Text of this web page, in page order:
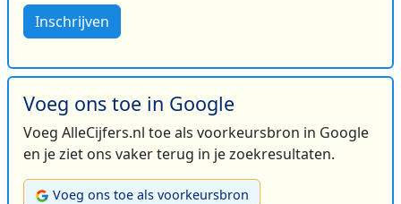
Inschrijven
Voeg ons toe in Google
Voeg AlleCijfers.nl toe als voorkeursbron in Google
en je ziet ons vaker terug in je zoekresultaten.
Voeg ons toe als voorkeursbron